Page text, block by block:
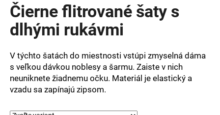
produktu
je
0,0
z
hviezdičiek.
Čierne flitrované šaty s
dlhými rukávmi
V týchto šatách do miestnosti vstúpi zmyselná dáma
s veľkou dávkou noblesy a šarmu. Zaiste v nich
neuniknete žiadnemu očku. Materiál je elastický a
vzadu sa zapínajú zipsom.